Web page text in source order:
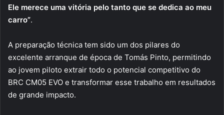
Ele merece uma vitória pelo tanto que se dedica ao meu
carro”.
A preparação técnica tem sido um dos pilares do
excelente arranque de época de Tomás Pinto, permitindo
ao jovem piloto extrair todo o potencial competitivo do
BRC CM05 EVO e transformar esse trabalho em resultados
de grande impacto.